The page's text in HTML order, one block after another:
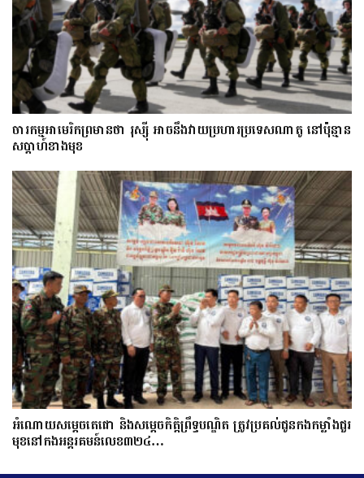
ចារកម្ម​អាមេរិក​ព្រមាន​ថា​ រុស្ស៊ី​ អាចនឹងវាយប្រហារប្រទេស​​ណា​តូ ​នៅ​ប៉ុន្មាន​
សប្តាហ៍​​ខាង​មុខ​​
អំណោយសម្តេចតេជោ និងសម្តេចកិត្តិព្រឹទ្ធបណ្ឌិត ត្រូវប្រគល់ជូនកងកម្លាំងជួរ
មុខនៅកងអន្តរគមន៍លេខ៣២៤…